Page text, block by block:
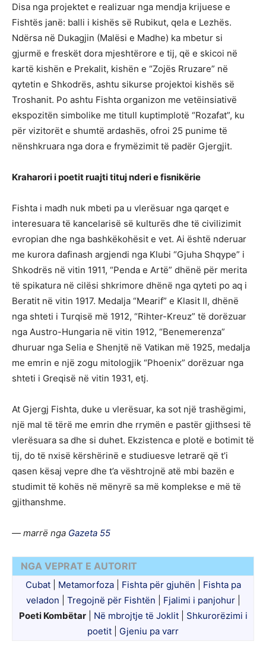
Disa nga projektet e realizuar nga mendja krijuese e
Fishtës janë: balli i kishës së Rubikut, qela e Lezhës.
Ndërsa në Dukagjin (Malësi e Madhe) ka mbetur si
gjurmë e freskët dora mjeshtërore e tij, që e skicoi në
kartë kishën e Prekalit, kishën e “Zojës Rruzare” në
qytetin e Shkodrës, ashtu sikurse projektoi kishës së
Troshanit. Po ashtu Fishta organizon me vetëinsiativë
ekspozitën simbolike me titull kuptimplotë “Rozafat”, ku
për vizitorët e shumtë ardashës, ofroi 25 punime të
nënshkruara nga dora e frymëzimit të padër Gjergjit.
Kraharori i poetit ruajti tituj nderi e fisnikërie
Fishta i madh nuk mbeti pa u vlerësuar nga qarqet e
interesuara të kancelarisë së kulturës dhe të civilizimit
evropian dhe nga bashkëkohësit e vet. Ai është nderuar
me kurora dafinash argjendi nga Klubi “Gjuha Shqype” i
Shkodrës në vitin 1911, “Penda e Artë” dhënë për merita
të spikatura në cilësi shkrimore dhënë nga qyteti po aq i
Beratit në vitin 1917. Medalja “Mearif” e Klasit II, dhënë
nga shteti i Turqisë më 1912, “Rihter-Kreuz” të dorëzuar
nga Austro-Hungaria në vitin 1912, “Benemerenza”
dhuruar nga Selia e Shenjtë në Vatikan më 1925, medalja
me emrin e një zogu mitologjik “Phoenix” dorëzuar nga
shteti i Greqisë në vitin 1931, etj.
At Gjergj Fishta, duke u vlerësuar, ka sot një trashëgimi,
një mal të tërë me emrin dhe rrymën e pastër gjithsesi të
vlerësuara sa dhe si duhet. Ekzistenca e plotë e botimit të
tij, do të nxisë kërshërinë e studiuesve letrarë që t’i
qasen kësaj vepre dhe t’a vështrojnë atë mbi bazën e
studimit të kohës në mënyrë sa më komplekse e më të
gjithanshme.
— marrë nga Gazeta 55
NGA VEPRAT E AUTORIT
Cubat| Metamorfoza| Fishta për gjuhën
Fishta pa
veladon
Tregojnë për Fishtën Fjalimi i panjohur|
Poeti Kombëtar| Në mbrojtje të Joklit| Shkurorëzimi i
poetit
Gjeniu pa varr